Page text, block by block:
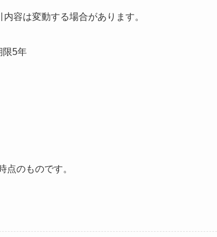
容は変動する場合があります。
限5年
点のものです。